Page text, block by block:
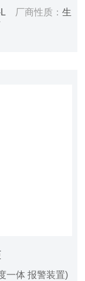
动层板 规格尺
尺寸：
厂商性质： 生
一体 报警装置)